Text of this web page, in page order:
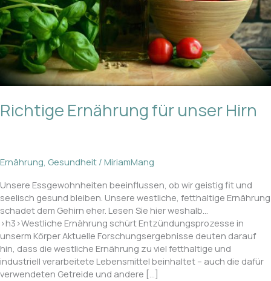
Richtige Ernährung für unser Hirn
Ernährung Gesundheit / MiriamMang
Unsere Essgewohnheiten beeinflussen, ob wir geistig fit und
seelisch gesund bleiben. Unsere westliche, fetthaltige Ernährung
schadet dem Gehirn eher. Lesen Sie hier weshalb…
>h3>Westliche Ernährung schürt Entzündungsprozesse in
unserm Körper Aktuelle Forschungsergebnisse deuten darauf
hin, dass die westliche Ernährung zu viel fetthaltige und
industriell verarbeitete Lebensmittel beinhaltet – auch die dafür
verwendeten Getreide und andere […]